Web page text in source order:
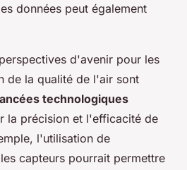
données peut également
d'avenir pour les
de la qualité de l'air sont
technologiques
la précision et l'efficacité de
l'utilisation de
capteurs pourrait permettre